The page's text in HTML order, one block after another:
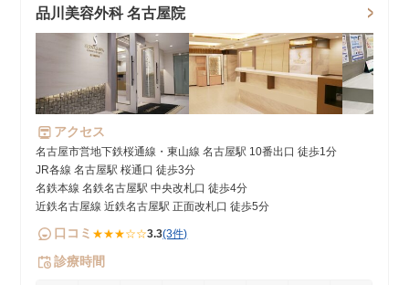
品川美容外科 名古屋院
アクセス
名古屋市営地下鉄桜通線・東山線 名古屋駅 10番出口 徒歩1分
JR各線 名古屋駅 桜通口 徒歩3分
名鉄本線 名鉄名古屋駅 中央改札口 徒歩4分
近鉄名古屋線 近鉄名古屋駅 正面改札口 徒歩5分
口コミ ★★★☆☆3.3(3件)
診療時間